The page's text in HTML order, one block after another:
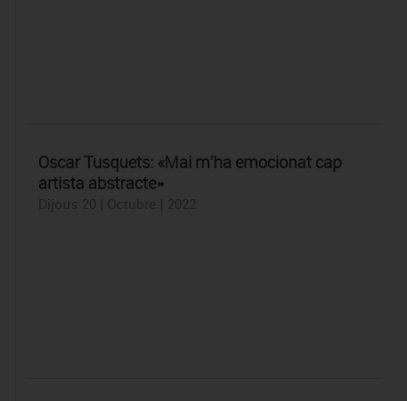
Oscar Tusquets: «Mai m’ha emocionat cap
artista abstracte»